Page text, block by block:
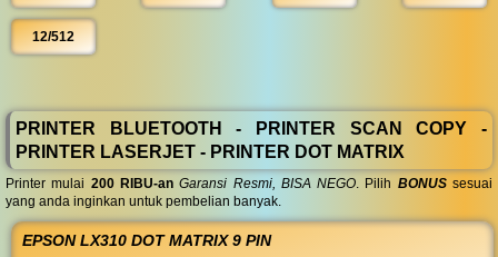
12/512
PRINTER BLUETOOTH - PRINTER SCAN COPY -
PRINTER LASERJET - PRINTER DOT MATRIX
Printer mulai 200 RIBU-an Garansi Resmi, BISA NEGO. Pilih BONUSsesuai
yang anda inginkan untuk pembelian banyak.
EPSON LX310 DOT MATRIX 9 PIN